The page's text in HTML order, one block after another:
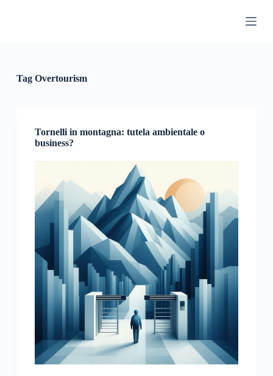
TagOvertourism
Tornelli in montagna: tutela ambientale o
business?